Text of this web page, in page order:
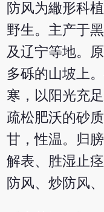
防风为繖形科
野生。主产于
及辽宁等地。
多砾的山坡上
寒，以阳光充
疏松肥沃的砂
甘，性温。归
解表、胜湿止
防风、炒防风、